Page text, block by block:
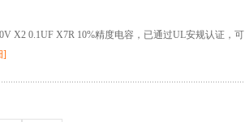
X2 0.1UF X7R 10%精度电容，已通过UL安规认证，可
]